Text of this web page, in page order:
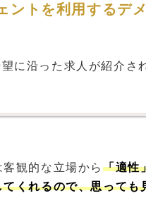
ントを利用するデ
に沿った求人が紹介さ
観的な立場から 「適性
くれるので、思っても